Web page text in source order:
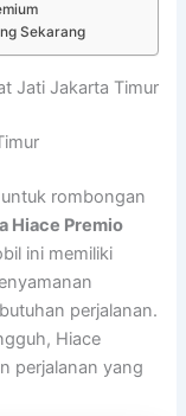
Sekarang
Jati Jakarta Timur
rombongan
Hiace Premio
ini memiliki
perjalanan.
Hiace
perjalanan yang